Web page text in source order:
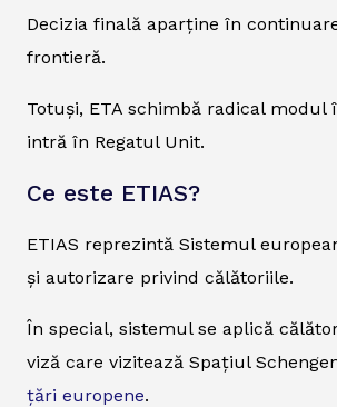
Decizia finală aparține în
frontieră.
Totuși, ETA schimbă radical modul
intră în Regatul Unit.
Ce este ETIAS?
ETIAS reprezintă Sistemul
și autorizare privind călătoriile.
În special, sistemul se aplică
viză care vizitează Spațiul
țări europene.